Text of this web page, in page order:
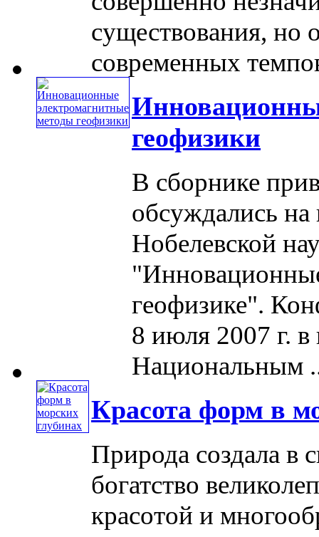
существования, но
современных
геофизики
В сборнике
обсуждались
Нобелевской
геофизике".
8 июля 2007 г. в
Национальным
Красота форм в
Природа создала в
богатство
красотой и